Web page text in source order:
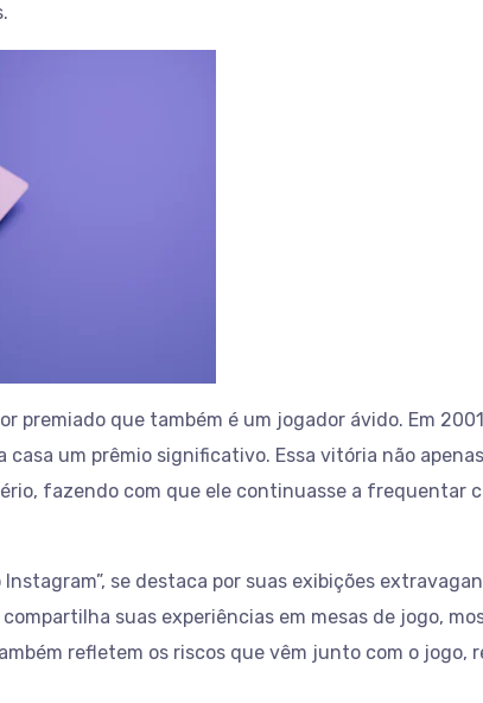
premiado que também é um jogador ávido. Em
casa um prêmio significativo. Essa vitória não
fazendo com que ele continuasse a frequentar
se destaca por suas exibições
suas experiências em mesas de jogo,
refletem os riscos que vêm junto com o jogo,